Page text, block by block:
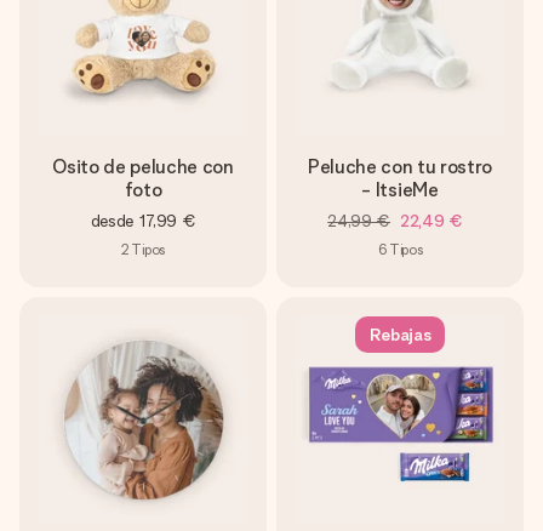
Osito de peluche con
foto
desde 17,99 €
2 Tipos
Peluche con tu rostro
- ItsieMe
24,99 € 22,49 €
6 Tipos
Rebajas